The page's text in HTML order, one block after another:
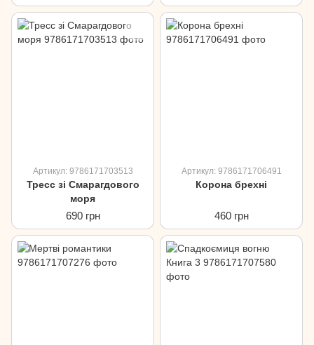
Артикул: 9786171703513
Тресс зі Смарагдового
моря
690 грн
Артикул: 9786171706491
Корона брехні
460 грн